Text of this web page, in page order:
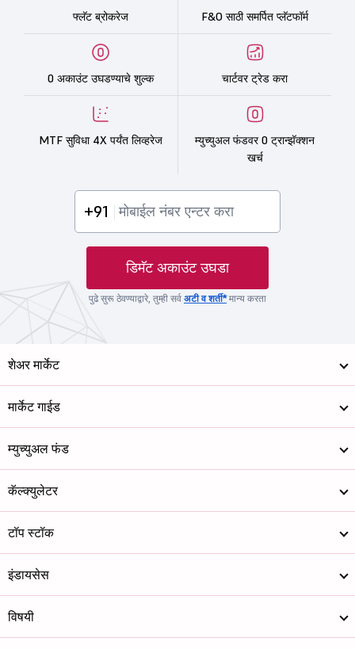
फ्लॅट ब्रोकरेज F&O साठी समर्पित प्लॅटफॉर्म
0 अकाउंट उघडण्याचे शुल्क चार्टवर ट्रेड करा
MTF सुविधा 4X पर्यंत लिव्हरेज
म्युच्युअल फंडवर 0 ट्रान्झॅक्शन
खर्च
+91
डिमॅट अकाउंट उघडा
पुढे सुरू ठेवण्याद्वारे, तुम्ही सर्व अटी व शर्ती*मान्य करता
शेअर मार्केट
मार्केट गाईड
म्युच्युअल फंड
कॅल्क्युलेटर
टॉप स्टॉक
इंडायसेस
विषयी